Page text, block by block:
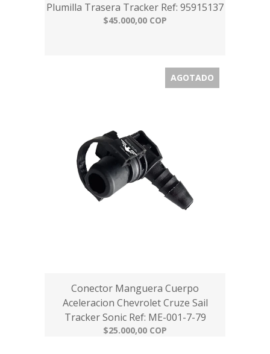
Plumilla Trasera Tracker Ref: 95915137
$45.000,00 COP
AGOTADO
Conector Manguera Cuerpo
Aceleracion Chevrolet Cruze Sail
Tracker Sonic Ref: ME-001-7-79
$25.000,00 COP